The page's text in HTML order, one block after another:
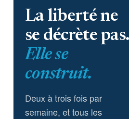
La liberté ne
se décrète pas.
Elle se
construit.
Deux à trois fois par
semaine, et tous les